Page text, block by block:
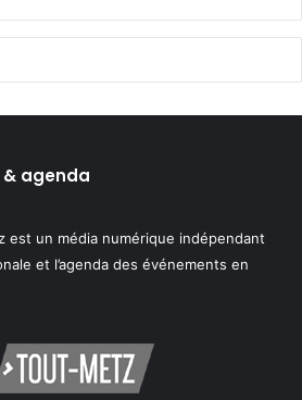
agenda
est un média numérique indépendant
et l’agenda des événements en